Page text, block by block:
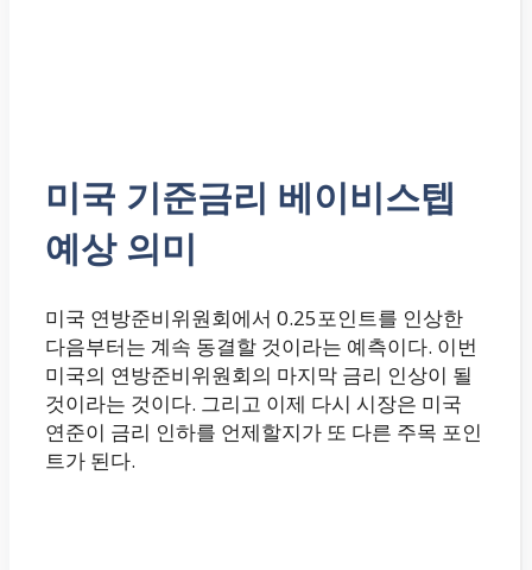
미국 기준금리 베이비스텝
예상 의미
미국 연방준비위원회에서 0.25포인트를 인상한
다음부터는 계속 동결할 것이라는 예측이다. 이번
미국의 연방준비위원회의 마지막 금리 인상이 될
것이라는 것이다. 그리고 이제 다시 시장은 미국
연준이 금리 인하를 언제할지가 또 다른 주목 포인
트가 된다.